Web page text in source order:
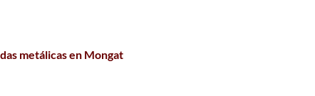
metálicas en Mongat